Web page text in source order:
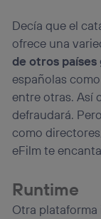
Decía que el
ofrece una
de otros países
españolas
entre otras. Así
defraudará.
como
eFilm te
Runtime
Otra